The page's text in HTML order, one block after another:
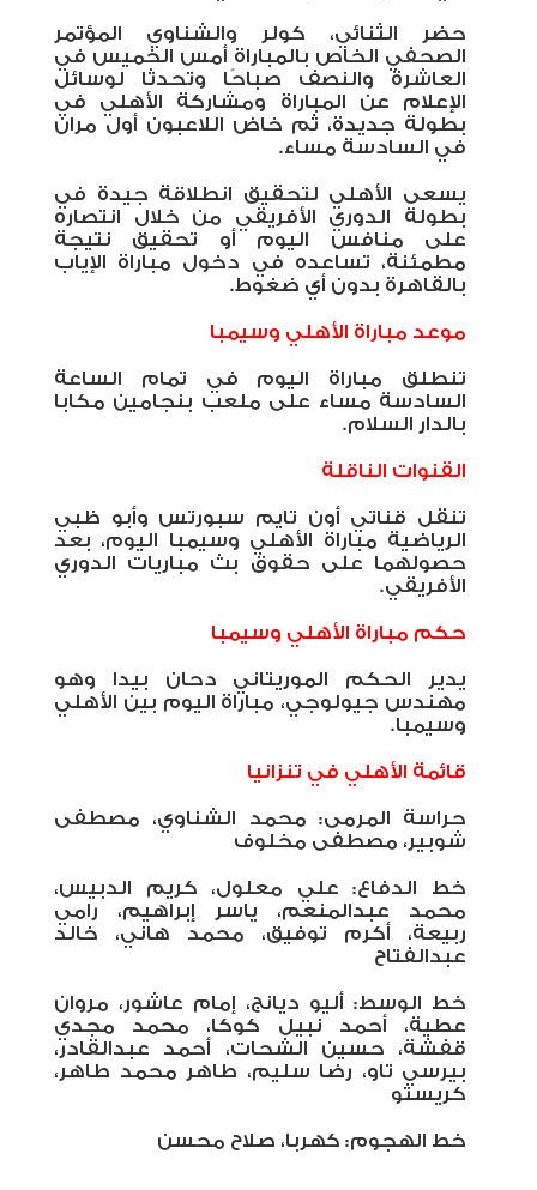
حضر الثنائي، كولر والشناوي المؤتمر
الصحفي الخاص بالمباراة أمس الخميس في
العاشرة والنصف صباحًا وتحدثا لوسائل
الإعلام عن المباراة ومشاركة الأهلي في
بطولة جديدة، ثم خاض اللاعبون أول مران
في السادسة مساء.
يسعى الأهلي لتحقيق انطلاقة جيدة في
بطولة الدوري الأفريقي من خلال انتصاره
على منافس اليوم أو تحقيق نتيجة
مطمئنة، تساعده في دخول مباراة الإياب
بالقاهرة بدون أي ضغوط.
موعد مباراة الأهلي وسيمبا
تنطلق مباراة اليوم في تمام الساعة
السادسة مساء على ملعب بنجامين مكابا
بالدار السلام.
القنوات الناقلة
تنقل قناتي أون تايم سبورتس وأبو ظبي
الرياضية مباراة الأهلي وسيمبا اليوم، بعد
حصولهما على حقوق بث مباريات الدوري
الأفريقي.
حكم مباراة الأهلي وسيمبا
يدير الحكم الموريتاني دحان بيدا وهو
مهندس جيولوجي، مباراة اليوم بين الأهلي
وسيمبا.
قائمة الأهلي في تنزانيا
حراسة المرمى: محمد الشناوي، مصطفى
شوبير، مصطفى مخلوف
خط الدفاع: علي معلول، كريم الدبيس،
محمد عبدالمنعم، ياسر إبراهيم، رامي
ربيعة، أكرم توفيق، محمد هاني، خالد
عبدالفتاح
خط الوسط: أليو ديانج، إمام عاشور، مروان
عطية، أحمد نبيل كوكا، محمد مجدي
قفشة، حسين الشحات، أحمد عبدالقادر،
بيرسي تاو، رضا سليم، طاهر محمد طاهر،
كريستو
خط الهجوم: كهربا، صلاح محسن